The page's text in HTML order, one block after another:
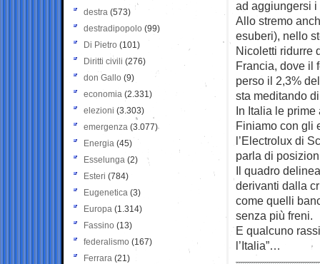
ad aggiungersi
Allo stremo
esuberi), nello
Nicoletti ridurre
Francia, dove il
perso il 2,3%
sta meditando
In Italia le
Finiamo con gli
l’Electrolux di
parla di
Il quadro
derivanti dalla
come quelli
senza più freni.
E qualcuno
l’Italia”…
destra (573)
destradipopolo (99)
Di Pietro (101)
Diritti civili (276)
don Gallo (9)
economia (2.331)
elezioni (3.303)
emergenza (3.077)
Energia (45)
Esselunga (2)
Esteri (784)
Eugenetica (3)
Europa (1.314)
Fassino (13)
federalismo (167)
Ferrara (21)